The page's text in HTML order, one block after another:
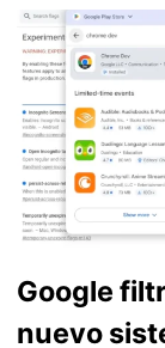
Google
nuevo